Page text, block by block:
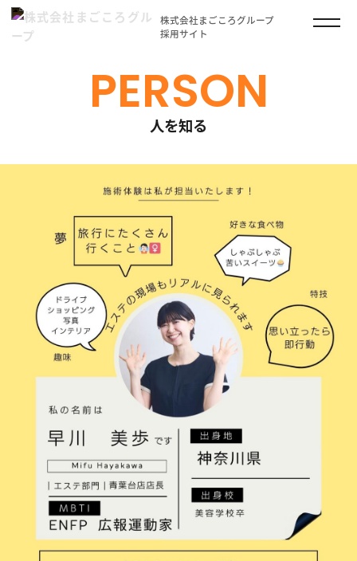
株式会社まごころグループ
採用サイト
人を知る
PERSON